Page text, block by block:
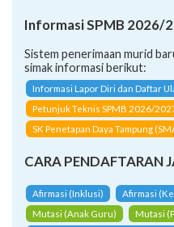
Informasi SPMB 2026/
Sistem penerimaan murid
simak informasi berikut:
Informasi Lapor Diri dan Daftar
Petunjuk Teknis SPMB 2026/
SK Penetapan Daya Tampung
CARA PENDAFTARAN
Afirmasi (Inklusi)
Afirmasi
Mutasi (Anak Guru)
Mutasi